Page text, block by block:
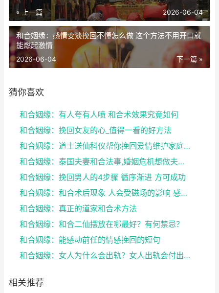
« 上一篇 2026-06-04
和合姻缘：感情变淡挽回不懂怎么做 这个方法不用开口就
能燃起激情
下一篇 »
2026-06-04
猜你喜欢
和合姻缘：有人夸有人喷 和合术效果究竟如何
和合姻缘：挽回女友的心_值得一看的好方法
和合姻缘：道士送仙科仪帮你挽回爱情维护家庭完整
和合姻缘：泰国夫妻和合法事,婚姻危机想做夫妻和合法...
和合姻缘：挽回男人的4步骤 循序渐进 方可成功
和合姻缘：和合术后现象 人会受磁场的影响 感到头晕...
和合姻缘：真正的道家和合术方法
和合姻缘：和合二仙摆放在哪最好？有何禁忌？
和合姻缘：能感动前任的情感挽回的短句
和合姻缘：女人为什么会出轨？女人出轨会付出感情吗？
相关推荐